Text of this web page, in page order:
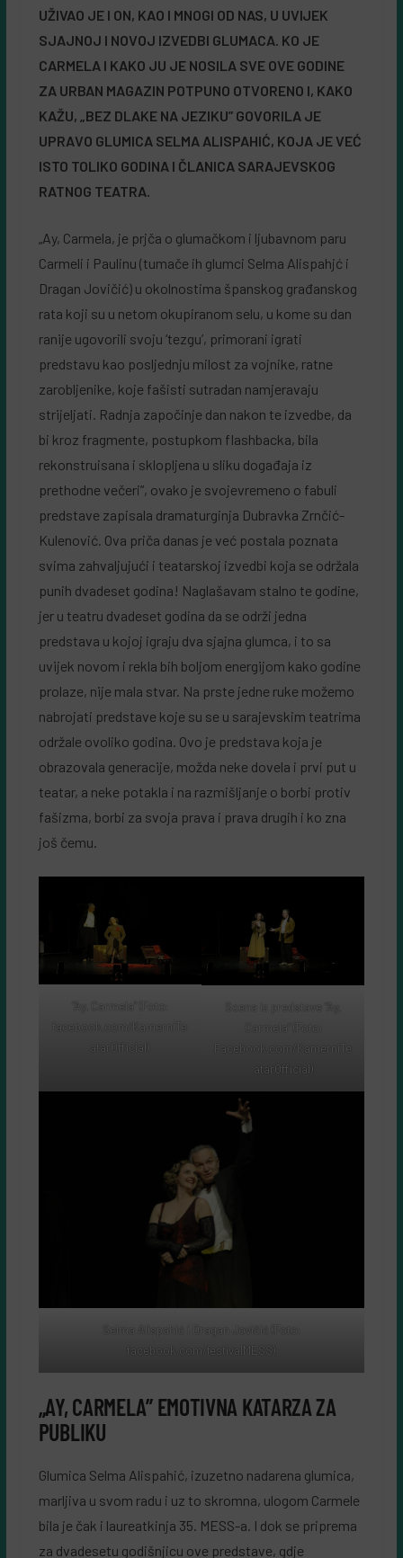
UŽIVAO JE I ON, KAO I MNOGI OD NAS, U UVIJEK
SJAJNOJ I NOVOJ IZVEDBI GLUMACA. KO JE
CARMELA I KAKO JU JE NOSILA SVE OVE GODINE
ZA URBAN MAGAZIN POTPUNO OTVORENO l, KAKO
KAŽU, „BEZ DLAKE NA JEZIKU” GOVORILA JE
UPRAVO GLUMICA SELMA ALISPAHIĆ, KOJA JE VEĆ
ISTO TOLIKO GODINA I ČLANICA SARAJEVSKOG
RATNOG TEATRA.
„Ay, Carmela, je prjča o glumačkom i ljubavnom paru
Carmeli i Paulinu (tumače ih glumci Selma Alispahjć i
Dragan Jovičić) u okolnostima španskog građanskog
rata koji su u netom okupiranom selu, u kome su dan
ranije ugovorili svoju ‘tezgu’, primorani igrati
predstavu kao posljednju milost za vojnike, ratne
zarobljenike, koje fašisti sutradan namjeravaju
strijeljati. Radnja započinje dan nakon te izvedbe, da
bi kroz fragmente, postupkom flashbacka, bila
rekonstruisana i sklopljena u sliku događaja iz
prethodne večeri”, ovako je svojevremeno o fabuli
predstave zapisala dramaturginja Dubravka Zrnčić-
Kulenović. Ova priča danas je već postala poznata
svima zahvaljujući i teatarskoj izvedbi koja se održala
punih dvadeset godina! Naglašavam stalno te godine,
jer u teatru dvadeset godina da se održi jedna
predstava u kojoj igraju dva sjajna glumca, i to sa
uvijek novom i rekla bih boljom energijom kako godine
prolaze, nije mala stvar. Na prste jedne ruke možemo
nabrojati predstave koje su se u sarajevskim teatrima
održale ovoliko godina. Ovo je predstava koja je
obrazovala generacije, možda neke dovela i prvi put u
teatar, a neke potakla i na razmišljanje o borbi protiv
fašizma, borbi za svoja prava i prava drugih i ko zna
još čemu.
“Ay, Carmela” (Foto:
facebook.com/KamerniTe
atarOfficial)
Scena iz predstave “Ay,
Carmela” (Foto:
Facebook.com/KamerniTe
atarOfficial)
Selma Alispahić i Dragan Jovičić (Foto:
facebook.com/festivalMESS)
„AY, CARMELA” EMOTIVNA KATARZA ZA
PUBLIKU
Glumica Selma Alispahić, izuzetno nadarena glumica,
marljiva u svom radu i uz to skromna, ulogom Carmele
bila je čak i laureatkinja 35. MESS-a. I dok se priprema
za dvadesetu godišnjicu ove predstave, gdje